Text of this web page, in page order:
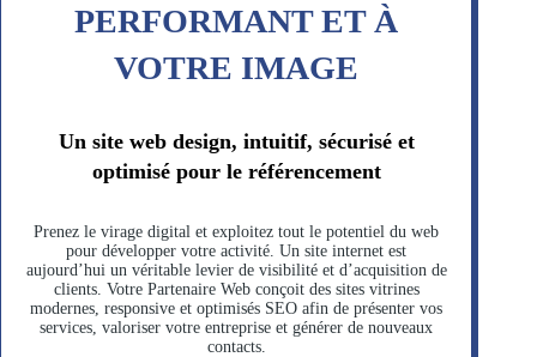
PERFORMANT ET À
VOTRE IMAGE
Un site web design, intuitif, sécurisé et
optimisé pour le référencement
Prenez le virage digital et exploitez tout le potentiel du web
pour développer votre activité. Un site internet est
aujourd’hui un véritable levier de visibilité et d’acquisition de
clients. Votre Partenaire Web conçoit des sites vitrines
modernes, responsive et optimisés SEO afin de présenter vos
services, valoriser votre entreprise et générer de nouveaux
contacts.